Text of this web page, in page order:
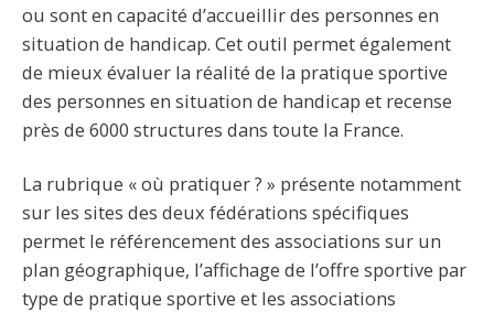
ou sont en capacité d’accueillir des personnes en
situation de handicap. Cet outil permet également
de mieux évaluer la réalité de la pratique sportive
des personnes en situation de handicap et recense
près de 6000 structures dans toute la France.
La rubrique « où pratiquer ? » présente notamment
sur les sites des deux fédérations spécifiques
permet le référencement des associations sur un
plan géographique, l’affichage de l’offre sportive par
type de pratique sportive et les associations